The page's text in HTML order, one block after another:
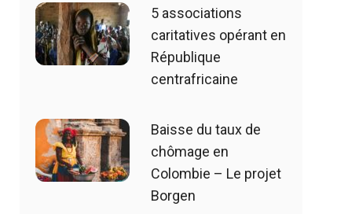
5 associations
caritatives opérant en
République
centrafricaine
Baisse du taux de
chômage en
Colombie – Le projet
Borgen